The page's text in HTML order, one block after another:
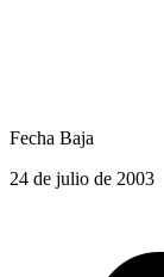
Fecha Baja
24 de julio de 2003